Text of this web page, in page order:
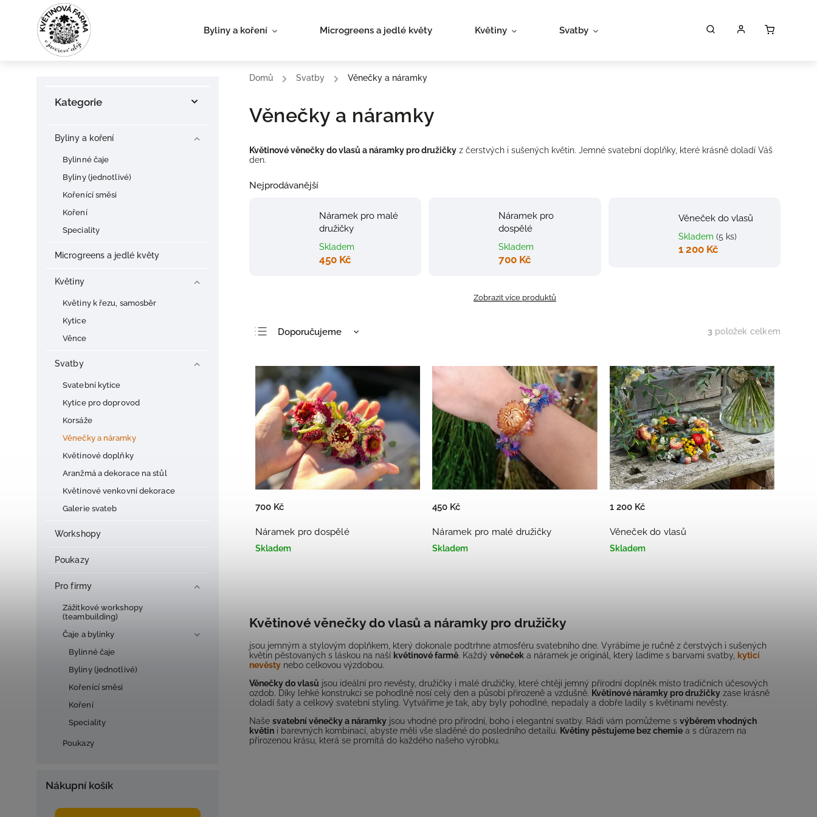
Byliny a koření Microgreens a jedlé květy Květiny Svatby Poukazy
Domů / Svatby / Věnečky a náramky
Kategorie
Byliny a koření
Bylinné čaje
Byliny (jednotlivé)
Kořenící směsi
Koření
Speciality
Microgreens a jedlé květy
Květiny
Květiny k řezu, samosběr
Kytice
Věnce
Svatby
Svatební kytice
Kytice pro doprovod
Korsáže
Věnečky a náramky
Květinové doplňky
Aranžmá a dekorace na stůl
Květinové venkovní dekorace
Galerie svateb
Workshopy
Poukazy
Pro firmy
Zážitkové workshopy
(teambuilding)
Čaje a bylinky
Bylinné čaje
Byliny (jednotlivé)
Kořenící směsi
Koření
Speciality
Poukazy
Nákupní košík
Věnečky a náramky
Květinové věnečky do vlasů a náramky pro družičky z čerstvých i sušených květin. Jemné svatební doplňky, které krásně doladí Váš
den.
Nejprodávanější
Náramek pro malé
družičky
Skladem
450 Kč
Náramek pro
dospělé
Skladem
700 Kč
Věneček do vlasů
Skladem (5 ks)
1 200 Kč
Zobrazit více produktů
Doporučujeme
Nejdražší
Nejprodávanější
Abecedně
3 položek celkem
Náramek pro dospělé
Skladem
700 Kč
Náramek pro malé družičky
Skladem
450 Kč
Věneček do vlasů
Skladem
1 200 Kč
Květinové věnečky do vlasů a náramky pro družičky
jsou jemným a stylovým doplňkem, který dokonale podtrhne atmosféru svatebního dne. Vyrábíme je ručně z čerstvých i sušených
květin pěstovaných s láskou na naší květinové farmě. Každý věneček a náramek je originál, který ladíme s barvami svatby, kyticí
nevěsty nebo celkovou výzdobou.
Věnečky do vlasů jsou ideální pro nevěsty, družičky i malé družičky, které chtějí jemný přírodní doplněk místo tradičních účesových
ozdob. Díky lehké konstrukci se pohodlně nosí celý den a působí přirozeně a vzdušně. Květinové náramky pro družičky zase krásně
doladí šaty a celkový svatební styling. Vytváříme je tak, aby byly pohodlné, nepadaly a dobře ladily s květinami nevěsty.
Naše svatební věnečky a náramky jsou vhodné pro přírodní, boho i elegantní svatby. Rádi vám pomůžeme s výběrem vhodných
květin i barevných kombinací, abyste měli vše sladěné do posledního detailu. Květiny pěstujeme bez chemie a s důrazem na
přirozenou krásu, která se promítá do každého našeho výrobku.